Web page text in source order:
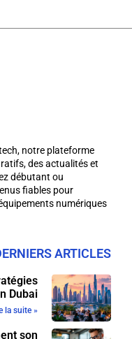
notre plateforme
des actualités et
débutant ou
fiables pour
numériques
ARTICLES
Dubai
la suite »
son